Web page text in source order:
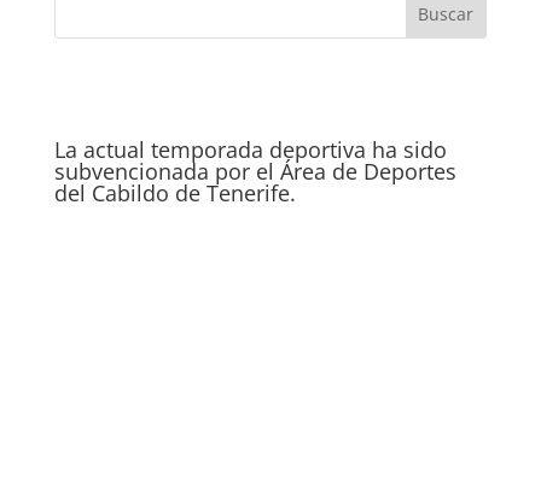
La actual temporada deportiva ha sido
subvencionada por el Área de Deportes
del Cabildo de Tenerife.